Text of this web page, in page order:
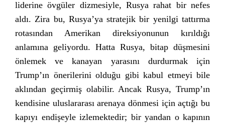
liderine övgüler dizmesiyle, Rusya rahat bir nefes
aldı. Zira bu, Rusya’ya stratejik bir yenilgi tattırma
rotasından Amerikan direksiyonunun kırıldığı
anlamına geliyordu. Hatta Rusya, bitap düşmesini
önlemek ve kanayan yarasını durdurmak için
Trump’ın önerilerini olduğu gibi kabul etmeyi bile
aklından geçirmiş olabilir. Ancak Rusya, Trump’ın
kendisine uluslararası arenaya dönmesi için açtığı bu
kapıyı endişeyle izlemektedir; bir yandan o kapının